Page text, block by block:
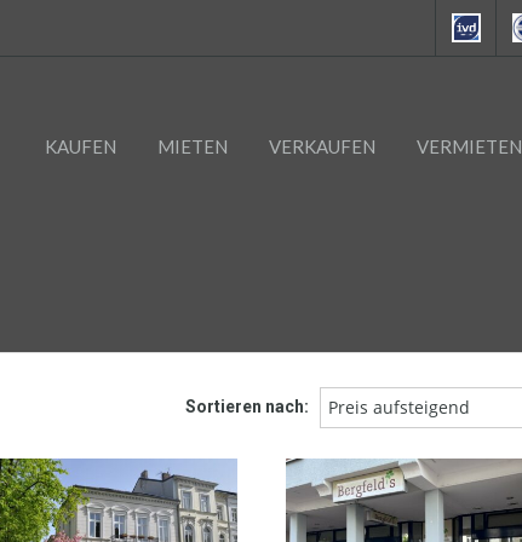
KAUFEN MIETEN VERKAUFEN VERMIETEN
Sortieren nach: Preis aufsteigend